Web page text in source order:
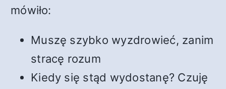
mówiło:
Muszę szybko wyzdrowieć, zanim
stracę rozum
Kiedy się stąd wydostanę? Czuję